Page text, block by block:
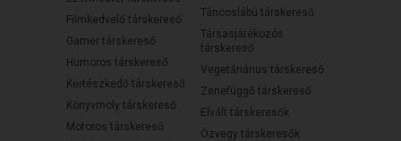
Filmkedvelő társkereső
Gamer társkereső
Humoros társkereső
Kertészkedő társkereső
Könyvmoly társkereső
Motoros társkereső
Táncoslábú társkereső
Társasjátékozós
társkereső
Vegetáriánus társkereső
Zenefüggő társkereső
Elvált társkeresők
Özvegy társkeresők